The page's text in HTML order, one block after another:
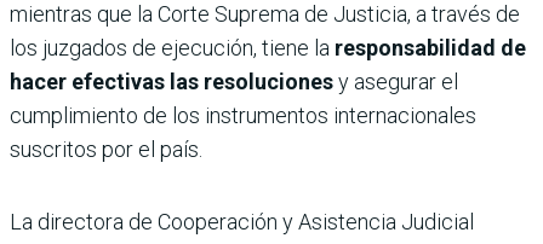
mientras que la Corte Suprema de Justicia, a través de
los juzgados de ejecución, tiene la responsabilidad de
hacer efectivas las resolucionesy asegurar el
cumplimiento de los instrumentos internacionales
suscritos por el país.
La directora de Cooperación y Asistencia Judicial